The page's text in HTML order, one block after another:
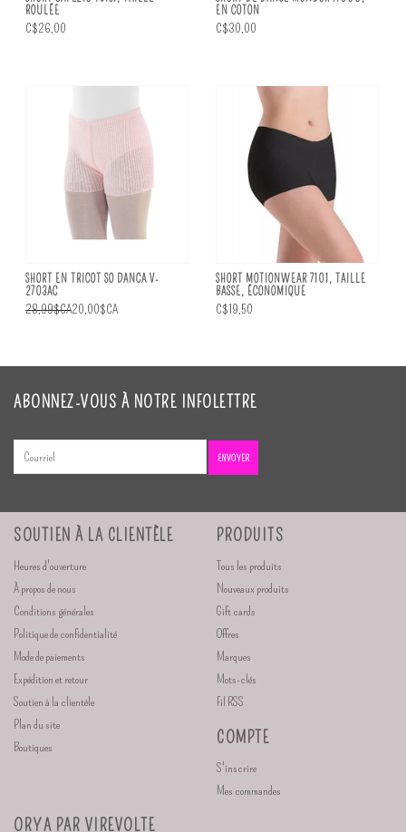
ROULÉE
C$26,00
EN COTON
C$30,00
SHORT EN TRICOT SO DANCA V-
2703AC
28,99$CA20,00$CA
SHORT MOTIONWEAR 7101, TAILLE
BASSE, ÉCONOMIQUE
C$19,50
ABONNEZ-VOUS À NOTRE INFOLETTRE
ENVOYER
SOUTIEN À LA CLIENTÈLE
Heures d'ouverture
À propos de nous
Conditions générales
Politique de confidentialité
Mode de paiements
Expédition et retour
Soutien à la clientèle
Plan du site
Boutiques
PRODUITS
Tous les produits
Nouveaux produits
Gift cards
Offres
Marques
Mots-clés
Fil RSS
COMPTE
S'inscrire
Mes commandes
ORYA PAR VIREVOLTE